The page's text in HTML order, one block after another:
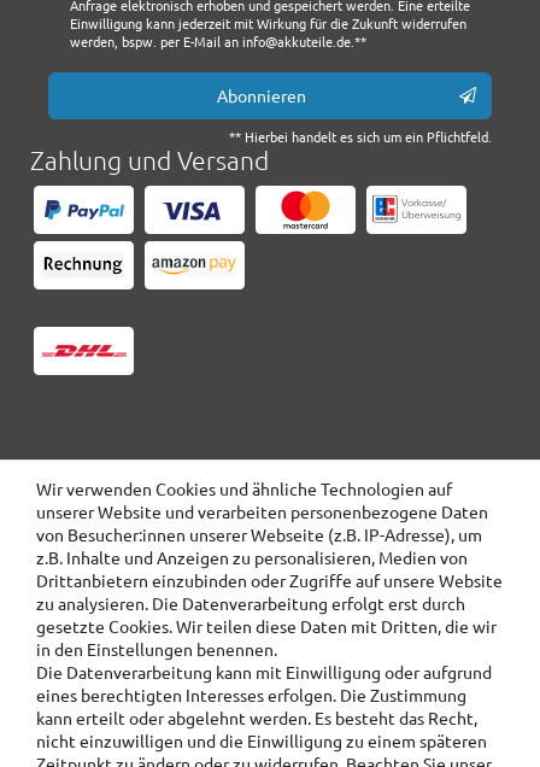
Wir verwenden Cookies und ähnliche Technologien auf
unserer Website und verarbeiten personenbezogene Daten
von Besucher:innen unserer Webseite (z.B. IP-Adresse), um
z.B. Inhalte und Anzeigen zu personalisieren, Medien von
Drittanbietern einzubinden oder Zugriffe auf unsere Website
zu analysieren. Die Datenverarbeitung erfolgt erst durch
gesetzte Cookies. Wir teilen diese Daten mit Dritten, die wir
in den Einstellungen benennen.
Die Datenverarbeitung kann mit Einwilligung oder aufgrund
eines berechtigten Interesses erfolgen. Die Zustimmung
kann erteilt oder abgelehnt werden. Es besteht das Recht,
nicht einzuwilligen und die Einwilligung zu einem späteren
Anfrage elektronisch erhoben und gespeichert werden. Eine erteilte
Einwilligung kann jederzeit mit Wirkung für die Zukunft widerrufen
werden, bspw. per E-Mail an info@akkuteile.de.**
Abonnieren
** Hierbei handelt es sich um ein Pflichtfeld.
Zahlung und Versand